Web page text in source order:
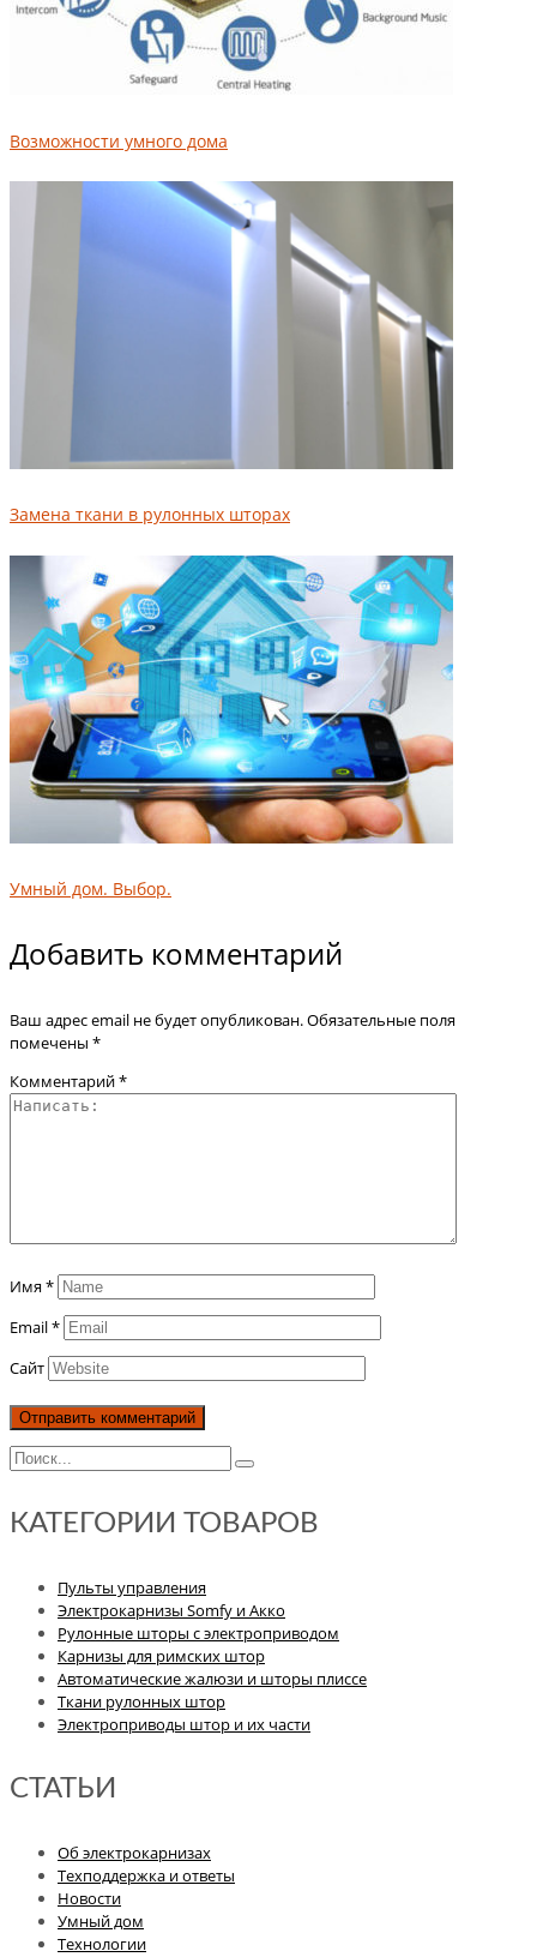
Возможности умного дома
Замена ткани в рулонных шторах
Умный дом. Выбор.
Добавить комментарий
Ваш адрес email не будет опубликован.Обязательные поля
помечены *
Комментарий*
Имя*
Email*
Сайт
КАТЕГОРИИ ТОВАРОВ
Пульты управления
Электрокарнизы Somfy и Акко
Рулонные шторы с электроприводом
Карнизы для римских штор
Автоматические жалюзи и шторы плиссе
Ткани рулонных штор
Электроприводы штор и их части
СТАТЬИ
Об электрокарнизах
Техподдержка и ответы
Новости
Умный дом
Технологии